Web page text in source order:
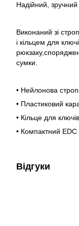
Надійний,
Виконаний зі
і кільцем для
сумки.
• Нейлонова
• Пластиковий
• Кільце для ключів
• Компактний EDC
Відгуки